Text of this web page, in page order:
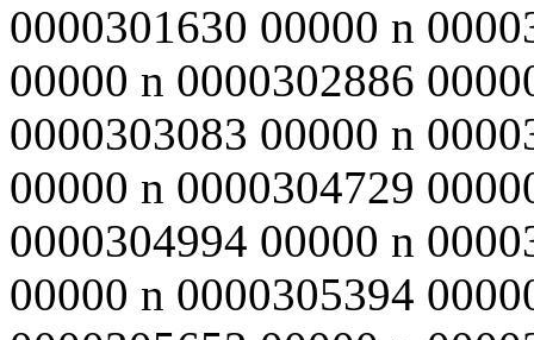
0000301630 00000 n
00000 n 0000302886
0000303083 00000 n
00000 n 0000304729
0000304994 00000 n
00000 n 0000305394